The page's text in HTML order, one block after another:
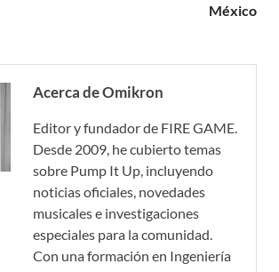
México
Acerca de Omikron
Editor y fundador de FIRE GAME.
Desde 2009, he cubierto temas
sobre Pump It Up, incluyendo
noticias oficiales, novedades
musicales e investigaciones
especiales para la comunidad.
Con una formación en Ingeniería